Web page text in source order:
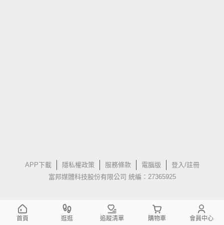
APP下載 隱私權政策 服務條款 電腦版
登入/註冊
富邦媒體科技股份有限公司 統編：27365925
首頁 逛逛 追蹤清單 購物車 會員中心